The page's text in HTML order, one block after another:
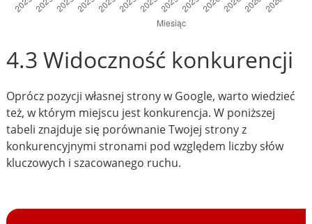
4.3 Widoczność konkurencji
Oprócz pozycji własnej strony w Google, warto wiedzieć
też, w którym miejscu jest konkurencja. W poniższej
tabeli znajduje się porównanie Twojej strony z
konkurencyjnymi stronami pod względem liczby słów
kluczowych i szacowanego ruchu.